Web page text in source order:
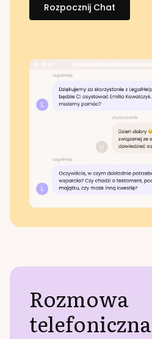
Rozpocznij Chat
Rozmowa
telefoniczna